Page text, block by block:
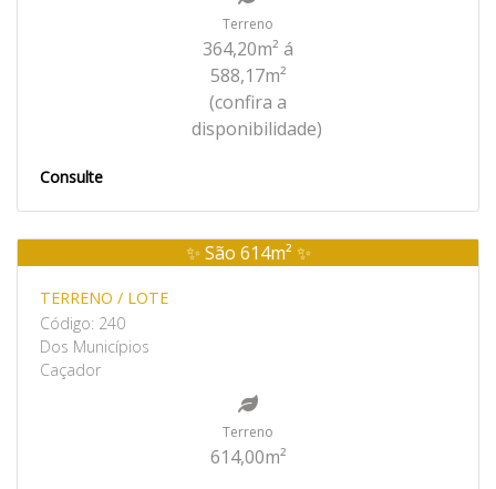
Terreno
364,20m² á
588,17m²
(confira a
disponibilidade)
Consulte
Venda
✨ São 614m² ✨
TERRENO / LOTE
Código: 240
Dos Municípios
Caçador
Terreno
614,00m²